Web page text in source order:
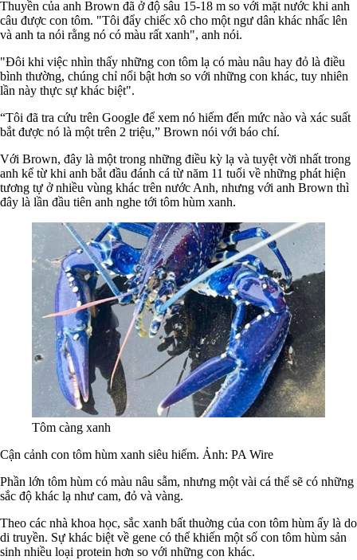
Thuyền của anh Brown đã ở độ sâu 15-18 m so với mặt nước khi anh
câu được con tôm. "Tôi đẩy chiếc xô cho một ngư dân khác nhấc lên
và anh ta nói rằng nó có màu rất xanh", anh nói.
"Đôi khi việc nhìn thấy những con tôm lạ có màu nâu hay đỏ là điều
bình thường, chúng chỉ nổi bật hơn so với những con khác, tuy nhiên
lần này thực sự khác biệt".
“Tôi đã tra cứu trên Google để xem nó hiếm đến mức nào và xác suất
bắt được nó là một trên 2 triệu,” Brown nói với báo chí.
Với Brown, đây là một trong những điều kỳ lạ và tuyệt vời nhất trong
anh kể từ khi anh bắt đầu đánh cá từ năm 11 tuổi về những phát hiện
tương tự ở nhiều vùng khác trên nước Anh, nhưng với anh Brown thì
đây là lần đầu tiên anh nghe tới tôm hùm xanh.
Tôm càng xanh
Cận cảnh con tôm hùm xanh siêu hiếm. Ảnh: PA Wire
Phần lớn tôm hùm có màu nâu sẫm, nhưng một vài cá thể sẽ có những
sắc độ khác lạ như cam, đỏ và vàng.
Theo các nhà khoa học, sắc xanh bất thuờng của con tôm hùm ấy là do
di truyền. Sự khác biệt về gene có thể khiến một số con tôm hùm sản
sinh nhiều loại protein hơn so với những con khác.